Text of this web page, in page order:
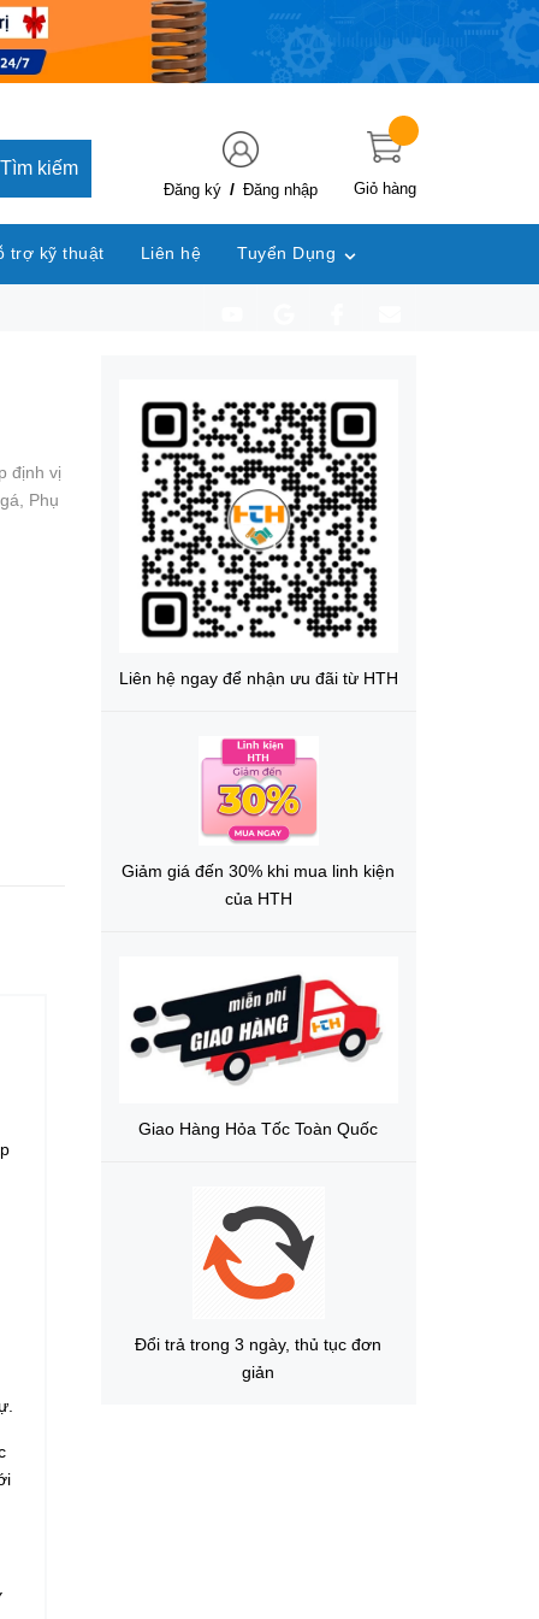
Giỏ hàng
Đăng ký / Đăng nhập
Tìm kiếm
trợ kỹ thuật Liên hệ Tuyển Dụng
định vị
Phụ
Liên hệ ngay để nhận ưu đãi từ HTH
Giảm giá đến 30% khi mua linh kiện
của HTH
Giao Hàng Hỏa Tốc Toàn Quốc
Đổi trả trong 3 ngày, thủ tục đơn
giản